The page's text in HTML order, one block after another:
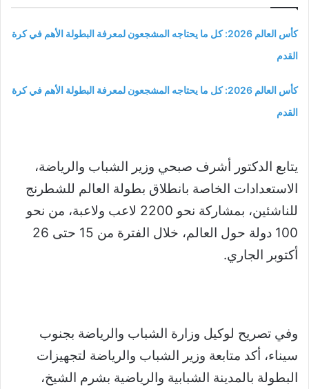
كأس العالم 2026: كل ما يحتاجه المشجعون لمعرفة البطولة الأهم في كرة
القدم
كأس العالم 2026: كل ما يحتاجه المشجعون لمعرفة البطولة الأهم في كرة
القدم
يتابع الدكتور أشرف صبحي وزير الشباب والرياضة،
الاستعدادات الخاصة بانطلاق بطولة العالم للشطرنج
للناشئين، بمشاركة نحو 2200 لاعب ولاعبة، من نحو
100 دولة حول العالم، خلال الفترة من 15 حتى 26
أكتوبر الجاري.
وفي تصريح لوكيل وزارة الشباب والرياضة بجنوب
سيناء، أكد متابعة وزير الشباب والرياضة لتجهيزات
البطولة بالمدينة الشبابية والرياضية بشرم الشيخ،